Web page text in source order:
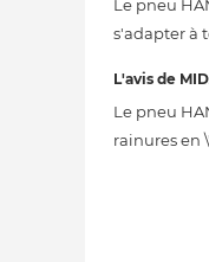
Le pneu
s'adapter à
L'avis de
Le pneu
rainures en